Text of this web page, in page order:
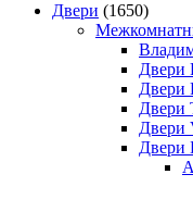
Двери (1650)
Двери
Двери
Двери
Двери
Двери